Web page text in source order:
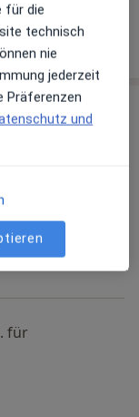
für
für die
technisch
nie
jederzeit
Präferenzen
und